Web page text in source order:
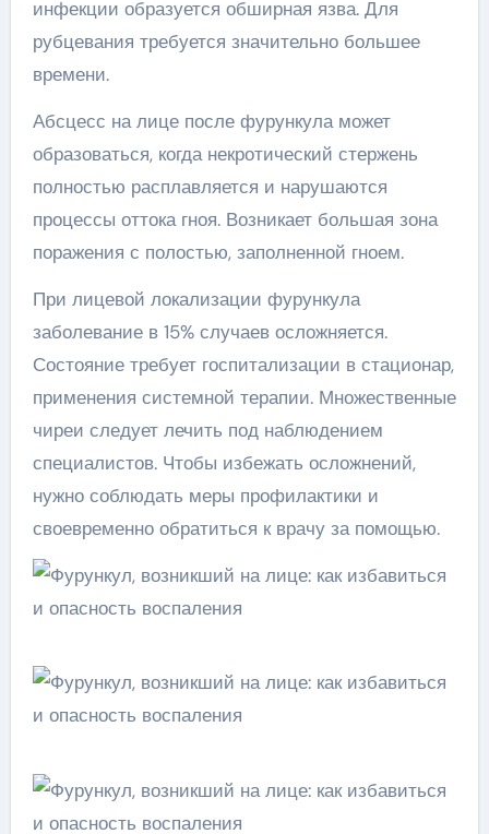
инфекции образуется обширная язва. Для
рубцевания требуется значительно большее
времени.
Абсцесс на лице после фурункула может
образоваться, когда некротический стержень
полностью расплавляется и нарушаются
процессы оттока гноя. Возникает большая зона
поражения с полостью, заполненной гноем.
При лицевой локализации фурункула
заболевание в 15% случаев осложняется.
Состояние требует госпитализации в стационар,
применения системной терапии. Множественные
чиреи следует лечить под наблюдением
специалистов. Чтобы избежать осложнений,
нужно соблюдать меры профилактики и
своевременно обратиться к врачу за помощью.